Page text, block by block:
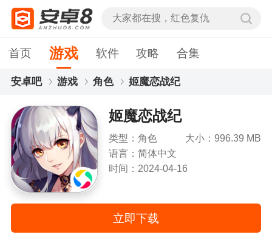
首页 游戏 软件 攻略 合集
安卓吧 游戏 角色 姬魔恋战纪
姬魔恋战纪
类型：角色
大小：996.39 MB
语言：简体中文
时间：2024-04-16
立即下载